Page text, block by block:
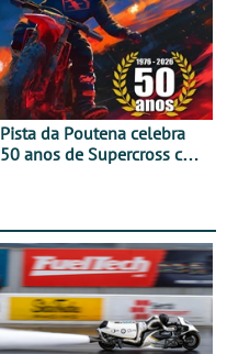
Pista da Poutena celebra
50 anos de Supercross com